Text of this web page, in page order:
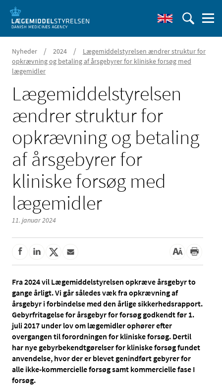
Nyheder / 2024 /
Lægemiddelstyrelsen ændrer struktur for
opkrævning og betaling af årsgebyrer for kliniske forsøg med
lægemidler
Lægemiddelstyrelsen
ændrer struktur for
opkrævning og betaling
af årsgebyrer for
kliniske forsøg med
lægemidler
11. januar 2024
Fra 2024 vil Lægemiddelstyrelsen opkræve årsgebyr to
gange årligt. Vi går således væk fra opkrævning af
årsgebyr i forbindelse med den årlige sikkerhedsrapport.
Gebyrfritagelse for årsgebyr for forsøg godkendt før 1.
juli 2017 under lov om lægemidler ophører efter
overgangen til forordningen for kliniske forsøg. Dertil
har nye gebyrbekendtgørelser for kliniske forsøg fundet
anvendelse, hvor der er blevet genindført gebyrer for
alle ikke-kommercielle forsøg samt kommercielle fase I
forsøg.